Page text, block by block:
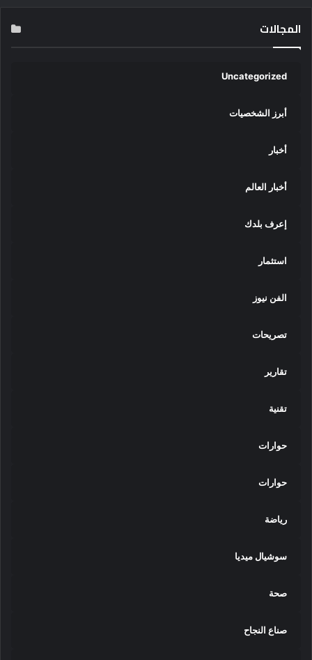
المجالات
Uncategorized
أبرز الشخصيات
أخبار
أخبار العالم
إعرف بلدك
استثمار
الفن نيوز
تصريحات
تقارير
تقنية
حوارات
حوارات
رياضة
سوشيال ميديا
صحة
صناع النجاح